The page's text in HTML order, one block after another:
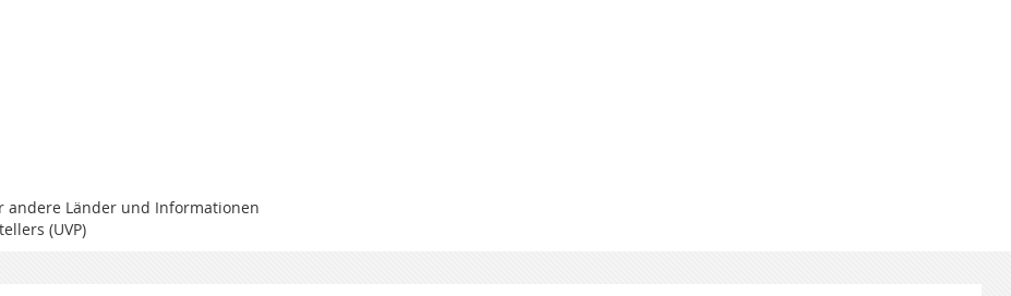
andere Länder und Informationen
(UVP)